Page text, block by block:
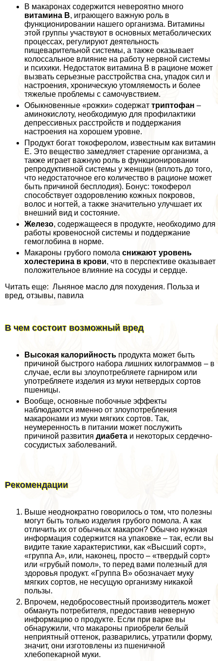
В макаронах содержится невероятно много
витамина В, играющего важную роль в
функционировании нашего организма. Витамины
этой группы участвуют в основных метаболических
процессах, регулируют деятельность
пищеварительной системы, а также оказывает
колоссальное влияние на работу нервной системы
и психики. Недостаток витамина B в рационе может
вызвать серьезные расстройства сна, упадок сил и
настроения, хроническую утомляемость и более
тяжелые проблемы с самочувствием.
Обыкновенные «рожки» содержат триптофан –
аминокислоту, необходимую для профилактики
депрессивных расстройств и поддержания
настроения на хорошем уровне.
Продукт богат токоферолом, известным как витамин
Е. Это вещество замедляет старение организма, а
также играет важную роль в функционировании
репродуктивной системы у женщин (вплоть до того,
что недостаточное его количество в рационе может
быть причиной бесплодия). Бонус: токоферол
способствует оздоровлению кожных покровов,
волос и ногтей, а также значительно улучшает их
внешний вид и состояние.
Железо, содержащееся в продукте, необходимо для
работы кровеносной системы и поддержание
гемоглобина в норме.
Макароны грубого помола снижают уровень
холестерина в крови, что в перспективе оказывает
положительное влияние на сосуды и сердце.
Читать еще: Льняное масло для похудения. Польза и
вред, отзывы, павила
В чем состоит возможный вред
Высокая калорийность продукта может быть
причиной быстрого набора лишних килограммов – в
случае, если вы злоупотрeбляете гарниром или
употрeбляете изделия из муки нетвердых сортов
пшеницы.
Вообще, основные побочные эффекты
наблюдаются именно от злоупотрeбления
макаронами из муки мягких сортов. Так,
неумеренность в питании может послужить
причиной развития диабета и некоторых сердечно-
сосудистых заболеваний.
Рекомендации
Выше неоднократно говорилось о том, что полезны
могут быть только изделия грубого помола. А как
отличить их от обычных макарон? Обычно нужная
информация содержится на упаковке – так, если вы
видите такие хаpaктеристики, как «Высший сорт»,
«группа А», или, наконец, просто – «твердый сорт»
или «грубый помол», то перед вами полезный для
здоровья продукт. «Группа В» обозначает муку
мягких сортов, не несущую организму никакой
пользы.
Впрочем, недобросовестный производитель может
обмануть потребителя, предоставив неверную
информацию о продукте. Если при варке вы
обнаружили, что макароны приобрели белый
неприятный оттенок, разварились, утратили форму,
значит, они изготовлены из пшеничной
хлебопекарной муки.